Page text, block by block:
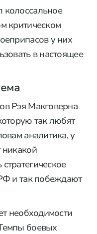
колоссальное
критическом
у них
в настоящее
Рэя Макговерна
так любят
аналитика, у
никакой
и так побеждают
необходимости
боевых